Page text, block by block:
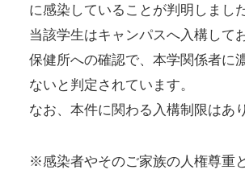
に感染していることが判明しました
当該学生はキャンパスへ入構して
保健所への確認で、本学関係者に
ないと判定されています。
なお、本件に関わる入構制限はあ
※感染者やそのご家族の人権尊重